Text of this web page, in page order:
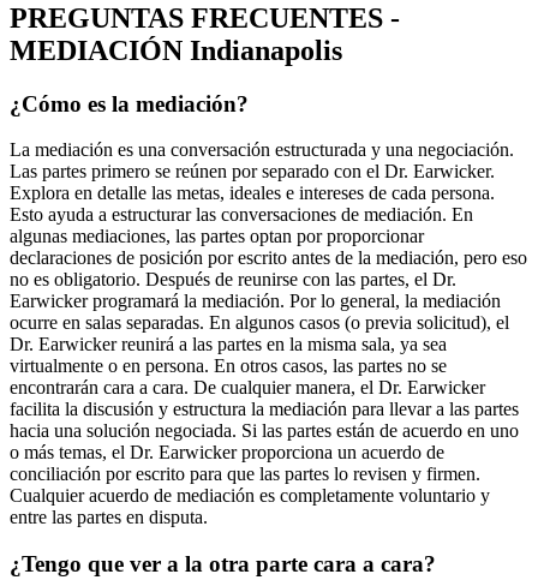
PREGUNTAS FRECUENTES -
MEDIACIÓN Indianapolis
¿Cómo es la mediación?
La mediación es una conversación estructurada y una negociación.
Las partes primero se reúnen por separado con el Dr. Earwicker.
Explora en detalle las metas, ideales e intereses de cada persona.
Esto ayuda a estructurar las conversaciones de mediación. En
algunas mediaciones, las partes optan por proporcionar
declaraciones de posición por escrito antes de la mediación, pero eso
no es obligatorio. Después de reunirse con las partes, el Dr.
Earwicker programará la mediación. Por lo general, la mediación
ocurre en salas separadas. En algunos casos (o previa solicitud), el
Dr. Earwicker reunirá a las partes en la misma sala, ya sea
virtualmente o en persona. En otros casos, las partes no se
encontrarán cara a cara. De cualquier manera, el Dr. Earwicker
facilita la discusión y estructura la mediación para llevar a las partes
hacia una solución negociada. Si las partes están de acuerdo en uno
o más temas, el Dr. Earwicker proporciona un acuerdo de
conciliación por escrito para que las partes lo revisen y firmen.
Cualquier acuerdo de mediación es completamente voluntario y
entre las partes en disputa.
¿Tengo que ver a la otra parte cara a cara?